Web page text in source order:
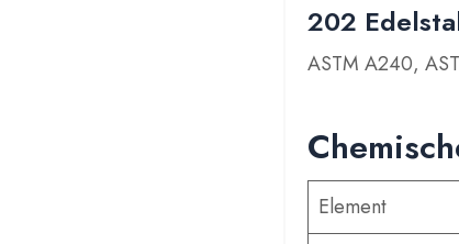
202
ASTM A240,
Element